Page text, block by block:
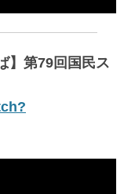
】第79回国民ス